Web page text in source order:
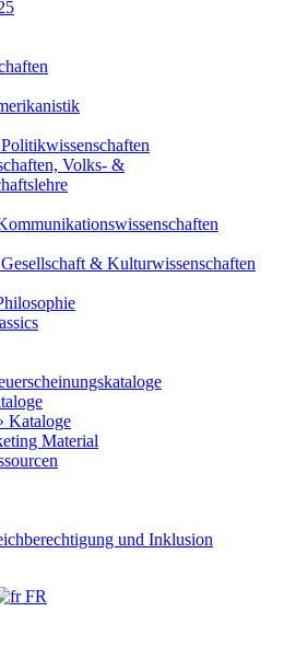
Volks- &
& Kulturwissenschaften
Kataloge
Material
und Inklusion
FR